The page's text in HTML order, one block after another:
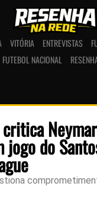
VITÓRIA ENTREVISTAS
FUTEBOL NACIONAL
critica
jogo do